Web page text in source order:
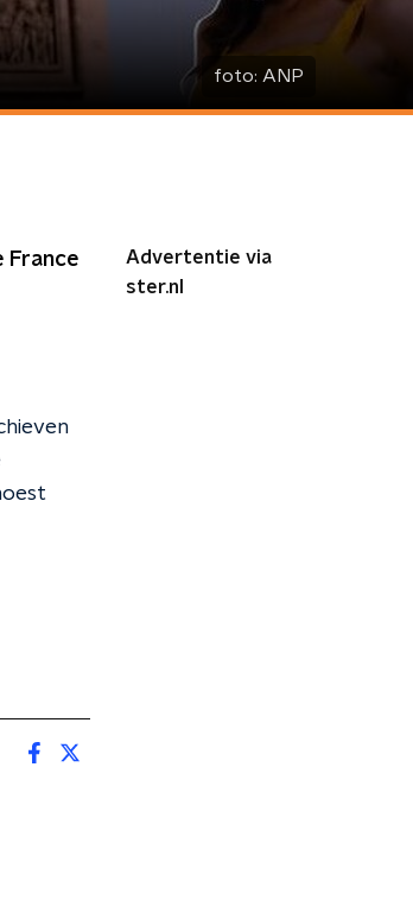
foto: ANP
France
Advertentie via
ster.nl